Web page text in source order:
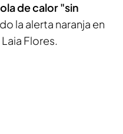
de calor "sin
la alerta naranja en
Flores.